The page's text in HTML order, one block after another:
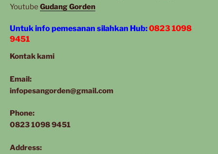
Youtube Gudang Gorden
Untuk info pemesanan silahkan Hub:0823 1098
9451
Kontak kami
Email:
infopesangorden@gmail.com
Phone:
0823 1098 9451
Address: